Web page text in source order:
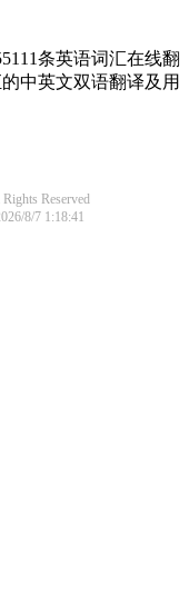
条英语词汇在线翻
中英文双语翻译及用
Reserved
8/7 1:18:41